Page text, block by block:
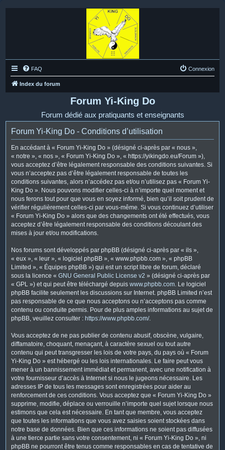
FAQ Connexion
Index du forum
Forum Yi-King Do
Forum dédié aux pratiquants et enseignants
Forum Yi-King Do - Conditions d’utilisation
En accédant à « Forum Yi-King Do » (désigné ci-après par « nous »,
« notre », « nos », « Forum Yi-King Do », « https://yikingdo.eu/Forum »),
vous acceptez d’être légalement responsable des conditions suivantes. Si
vous n’acceptez pas d’être légalement responsable de toutes les
conditions suivantes, alors n’accédez pas et/ou n’utilisez pas « Forum Yi-
King Do ». Nous pouvons modifier celles-ci à n’importe quel moment et
nous ferons tout pour que vous en soyez informé, bien qu’il soit prudent de
vérifier régulièrement celles-ci par vous-même. Si vous continuez d’utiliser
« Forum Yi-King Do » alors que des changements ont été effectués, vous
acceptez d’être légalement responsable des conditions découlant des
mises à jour et/ou modifications.
Nos forums sont développés par phpBB (désigné ci-après par « ils »,
« eux », « leur », « logiciel phpBB », « www.phpbb.com », « phpBB
Limited », « Équipes phpBB ») qui est un script libre de forum, déclaré
sous la licence « GNU General Public License v2 » (désigné ci-après par
« GPL ») et qui peut être téléchargé depuis www.phpbb.com. Le logiciel
phpBB facilite seulement les discussions sur Internet. phpBB Limited n’est
pas responsable de ce que nous acceptons ou n’acceptons pas comme
contenu ou conduite permis. Pour de plus amples informations au sujet de
phpBB, veuillez consulter : https://www.phpbb.com/.
Vous acceptez de ne pas publier de contenu abusif, obscène, vulgaire,
diffamatoire, choquant, menaçant, à caractère sexuel ou tout autre
contenu qui peut transgresser les lois de votre pays, du pays où « Forum
Yi-King Do » est hébergé ou les lois internationales. Le faire peut vous
mener à un bannissement immédiat et permanent, avec une notification à
votre fournisseur d’accès à Internet si nous le jugeons nécessaire. Les
adresses IP de tous les messages sont enregistrées pour aider au
renforcement de ces conditions. Vous acceptez que « Forum Yi-King Do »
supprime, modifie, déplace ou verrouille n’importe quel sujet lorsque nous
estimons que cela est nécessaire. En tant que membre, vous acceptez
que toutes les informations que vous avez saisies soient stockées dans
notre base de données. Bien que ces informations ne soient pas diffusées
à une tierce partie sans votre consentement, ni « Forum Yi-King Do », ni
phpBB ne pourront être tenus comme responsables en cas de tentative de